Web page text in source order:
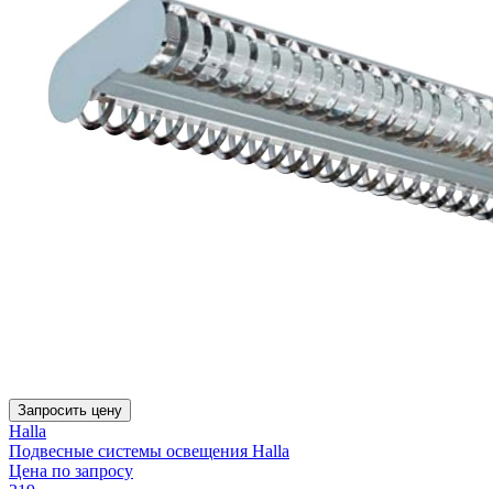
Запросить цену
Halla
Подвесные системы освещения Halla
Цена по запросу